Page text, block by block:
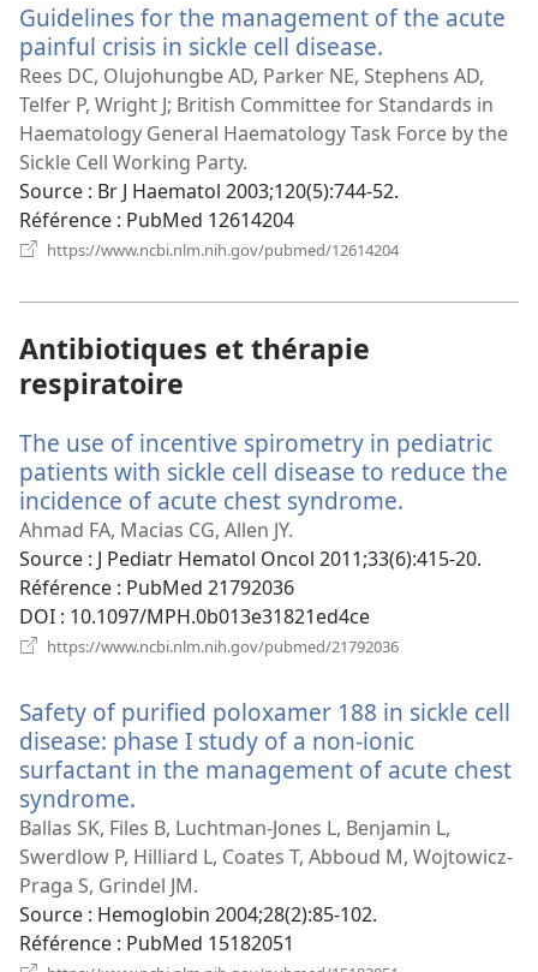
Guidelines for the management of the acute
painful crisis in sickle cell disease.
une
nouvelle
fenêtre)
Rees DC, Olujohungbe AD, Parker NE, Stephens AD,
Telfer P, Wright J; British Committee for Standards in
Haematology General Haematology Task Force by the
Sickle Cell Working Party.
Source ‎: Br J Haematol 2003;120(5):744-52.
Référence ‎: PubMed 12614204
https://www.ncbi.nlm.nih.gov/pubmed/12614204
Antibiotiques et thérapie
respiratoire
The use of incentive spirometry in pediatric
patients with sickle cell disease to reduce the
incidence of acute chest syndrome.
nouvelle
Ahmad FA, Macias CG, Allen JY.
Source ‎: J Pediatr Hematol Oncol 2011;33(6):415-20.
Référence ‎: PubMed 21792036
DOI ‎: 10.1097/MPH.0b013e31821ed4ce
https://www.ncbi.nlm.nih.gov/pubmed/21792036
fenêtre)
Safety of purified poloxamer 188 in sickle cell
disease: phase I study of a non-ionic
surfactant in the management of acute chest
syndrome.
une
nouvelle
fenêtre)
Ballas SK, Files B, Luchtman-Jones L, Benjamin L,
Swerdlow P, Hilliard L, Coates T, Abboud M, Wojtowicz-
Praga S, Grindel JM.
Source ‎: Hemoglobin 2004;28(2):85-102.
Référence ‎: PubMed 15182051